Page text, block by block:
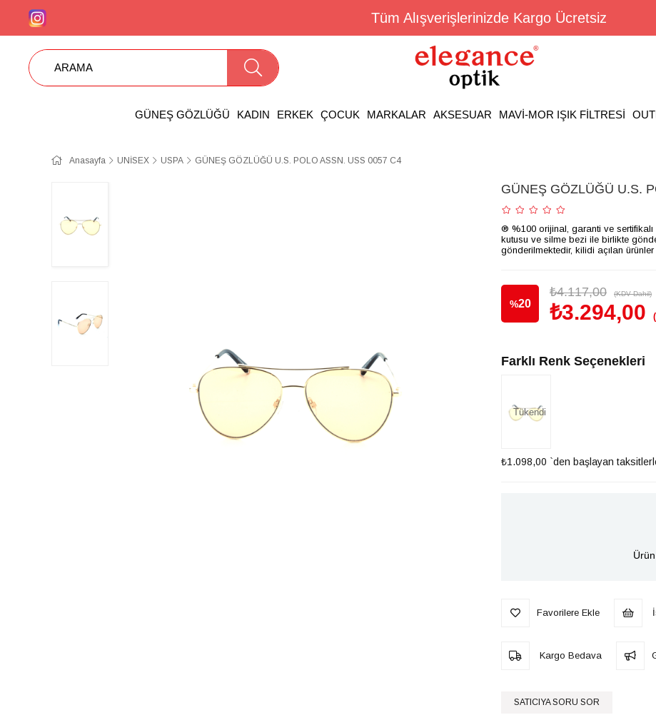
Tüm Alışverişlerinizde Kargo Ücretsiz
GÜNEŞ GÖZLÜĞÜ KADIN ERKEK ÇOCUK MARKALAR AKSESUAR MAVİ-MOR IŞIK FİLTRESİ
Anasayfa UNİSEX USPA GÜNEŞ GÖZLÜĞÜ U.S. POLO ASSN. USS 0057 C4
GÜNEŞ GÖZLÜĞÜ U.S.
® %100 orijinal, garanti ve
kutusu ve silme bezi ile birlikte
gönderilmektedir, kilidi açılan
%20
₺4.117,00 (KDV Dahil)
₺3.294,00
Farklı Renk Seçenekleri
Tükendi
₺1.098,00 `den başlayan
Ürün
Favorilere Ekle
Kargo Bedava
SATICIYA SORU SOR